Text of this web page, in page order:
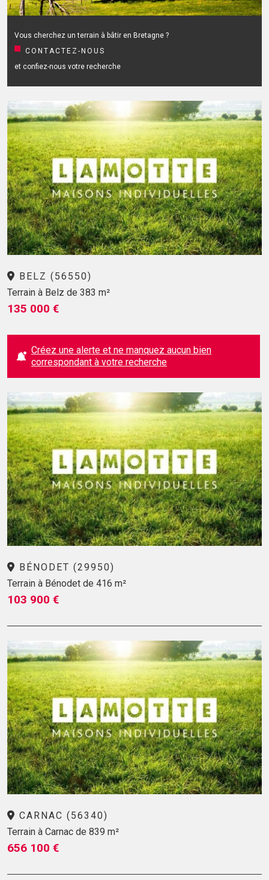
Vous cherchez un terrain à bâtir en Bretagne ?
CONTACTEZ-NOUS
et confiez-nous votre recherche
BELZ (56550)
Terrain à Belz de 383 m²
135 000 €
Créez une alerte et ne manquez aucun bien
correspondant à votre recherche
BÉNODET (29950)
Terrain à Bénodet de 416 m²
103 900 €
CARNAC (56340)
Terrain à Carnac de 839 m²
656 100 €